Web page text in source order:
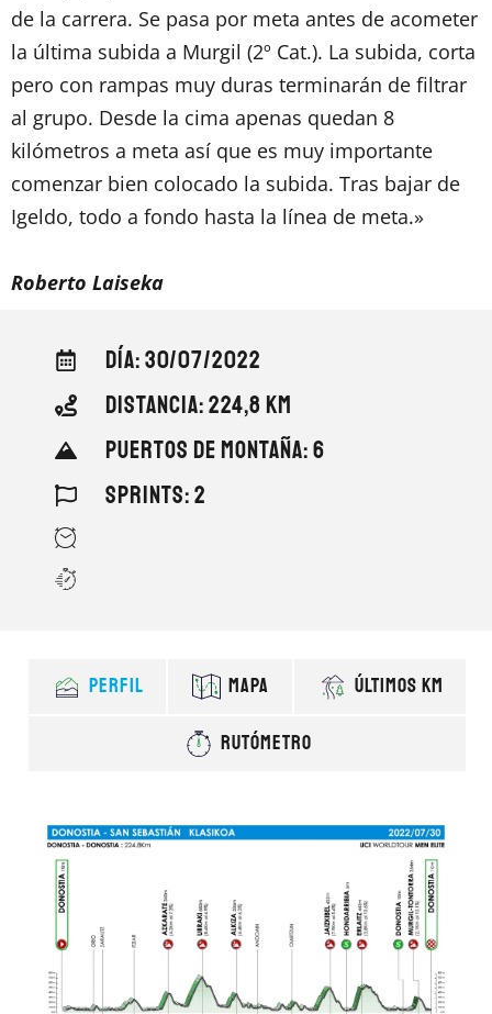
de la carrera. Se pasa por meta antes de acometer
la última subida a Murgil (2º Cat.). La subida, corta
pero con rampas muy duras terminarán de filtrar
al grupo. Desde la cima apenas quedan 8
kilómetros a meta así que es muy importante
comenzar bien colocado la subida. Tras bajar de
Igeldo, todo a fondo hasta la línea de meta.»
Roberto Laiseka
DÍA: 30/07/2022
DISTANCIA: 224,8 KM
PUERTOS DE MONTAÑA: 6
SPRINTS: 2
PERFIL MAPA ÚLTIMOS KM
RUTÓMETRO